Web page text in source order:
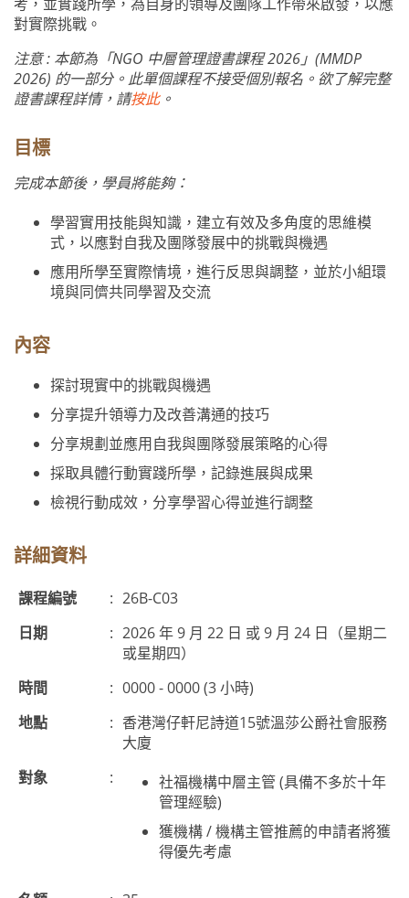
對實際挑戰。
注意 : 本節為「NGO 中層管理證書課程 2026」(MMDP
2026) 的一部分。此單個課程不接受個別報名。欲了解完整
證書課程詳情，請按此。
目標
完成本節後，學員將能夠：
學習實用技能與知識，建立有效及多角度的思維模
式，以應對自我及團隊發展中的挑戰與機遇
應用所學至實際情境，進行反思與調整，並於小組環
境與同儕共同學習及交流
內容
探討現實中的挑戰與機遇
分享提升領導力及改善溝通的技巧
分享規劃並應用自我與團隊發展策略的心得
採取具體行動實踐所學，記錄進展與成果
檢視行動成效，分享學習心得並進行調整
詳細資料
課程編號 : 26B-C03
日期
: 2026 年 9 月 22 日 或 9 月 24 日（星期二
或星期四）
時間
: 0000 - 0000 (3 小時)
地點
: 香港灣仔軒尼詩道15號溫莎公爵社會服務
大廈
對象
:
社福機構中層主管 (具備不多於十年
管理經驗)
獲機構 / 機構主管推薦的申請者將獲
得優先考慮